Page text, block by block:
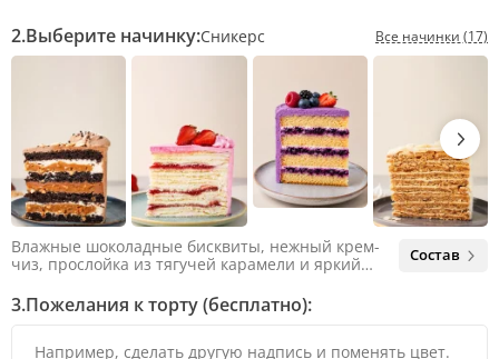
2.Выберите начинку:Сникерс Все начинки (17)
Влажные шоколадные бисквиты, нежный крем-
чиз, прослойка из тягучей карамели и яркий
яркий вкус шоколада и тягучей карамели, не
оставляя ни единого шанса остаться
Состав
3.Пожелания к торту (бесплатно):